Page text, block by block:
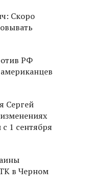
Скоро
РФ
Сергей
1 сентября
в Черном